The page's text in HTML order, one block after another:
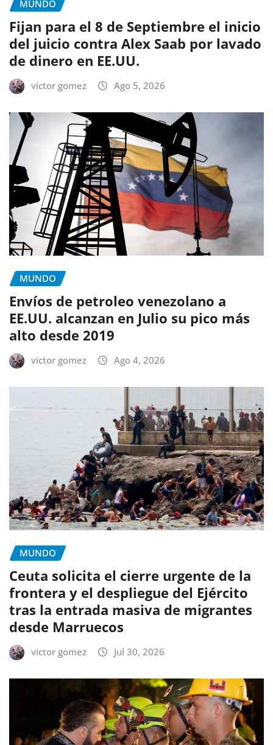
MUNDO
Fijan para el 8 de Septiembre el inicio
del juicio contra Alex Saab por lavado
de dinero en EE.UU.
victor gomez Ago 5, 2026
MUNDO
Envíos de petroleo venezolano a
EE.UU. alcanzan en Julio su pico más
alto desde 2019
victor gomez Ago 4, 2026
MUNDO
Ceuta solicita el cierre urgente de la
frontera y el despliegue del Ejército
tras la entrada masiva de migrantes
desde Marruecos
victor gomez Jul 30, 2026